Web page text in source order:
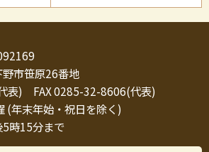
市笹原26番地
表) FAX 0285-32-8606(代表)
(年末年始・祝日を除く)
時15分まで